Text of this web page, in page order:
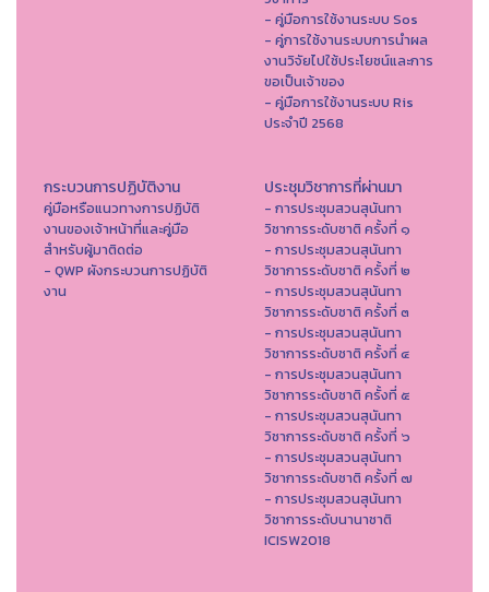
- คู่มือการใช้งานระบบ Sos
- คู่การใช้งานระบบการนำผล
งานวิจัยไปใช้ประโยชน์และการ
ขอเป็นเจ้าของ
- คู่มือการใช้งานระบบ Ris
ประจำปี 2568
กระบวนการปฏิบัติงาน
คู่มือหรือแนวทางการปฏิบัติ
งานของเจ้าหน้าที่และคู่มือ
สำหรับผู้มาติดต่อ
- QWP ผังกระบวนการปฏิบัติ
งาน
ประชุมวิชาการที่ผ่านมา
- การประชุมสวนสุนันทา
วิชาการระดับชาติ ครั้งที่ ๑
- การประชุมสวนสุนันทา
วิชาการระดับชาติ ครั้งที่ ๒
- การประชุมสวนสุนันทา
วิชาการระดับชาติ ครั้งที่ ๓
- การประชุมสวนสุนันทา
วิชาการระดับชาติ ครั้งที่ ๔
- การประชุมสวนสุนันทา
วิชาการระดับชาติ ครั้งที่ ๕
- การประชุมสวนสุนันทา
วิชาการระดับชาติ ครั้งที่ ๖
- การประชุมสวนสุนันทา
วิชาการระดับชาติ ครั้งที่ ๗
- การประชุมสวนสุนันทา
วิชาการระดับนานาชาติ
ICISW2018